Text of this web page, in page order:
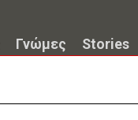
Γνώμες Stories